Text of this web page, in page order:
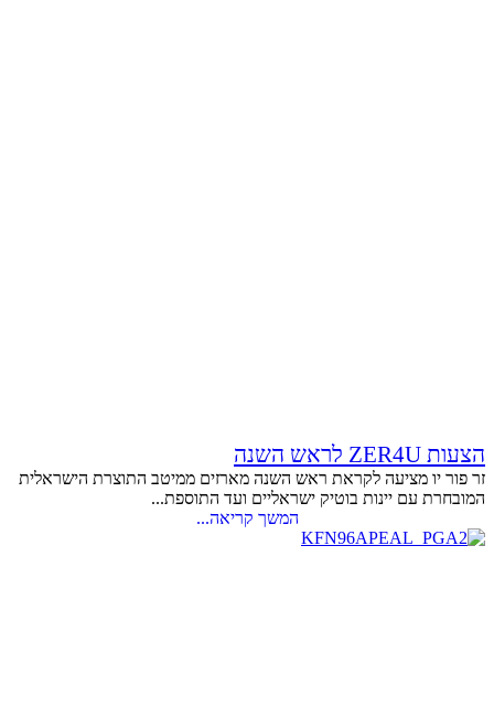
הצעות ZER4U לראש השנה
זר פור יו מציעה לקראת ראש השנה מארזים ממיטב התוצרת הישראלית
המובחרת עם יינות בוטיק ישראליים ועד התוספת...
המשך קריאה...